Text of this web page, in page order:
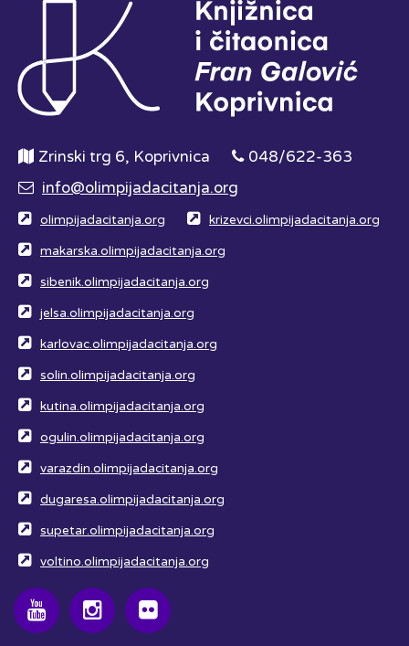
Zrinski trg 6, Koprivnica
048/622-363
info@olimpijadacitanja.org
olimpijadacitanja.org krizevci.olimpijadacitanja.org
makarska.olimpijadacitanja.org
sibenik.olimpijadacitanja.org
jelsa.olimpijadacitanja.org
karlovac.olimpijadacitanja.org
solin.olimpijadacitanja.org
kutina.olimpijadacitanja.org
ogulin.olimpijadacitanja.org
varazdin.olimpijadacitanja.org
dugaresa.olimpijadacitanja.org
supetar.olimpijadacitanja.org
voltino.olimpijadacitanja.org